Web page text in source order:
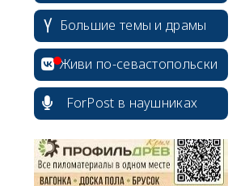
Большие темы и драмы
Живи по-севастопольски
ForPost в наушниках
erid: 2SDnjcrDNw6
erid: 2SDnjdPjgYS